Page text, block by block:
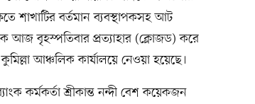
শাখাটির বর্তমান ব্যবস্থাপকসহ আট
আজ বৃহস্পতিবার প্রত্যাহার (ক্লোজড) করে
আঞ্চলিক কার্যালয়ে নেওয়া হয়েছে।
কর্মকর্তা শ্রীকান্ত নন্দী বেশ কয়েকজন